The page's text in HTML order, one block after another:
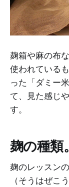
麹箱や麻の布
使われている
った「ダミー
て、見た感じ
す。
麹の種類
麹のレッスン
（そうはぜこ